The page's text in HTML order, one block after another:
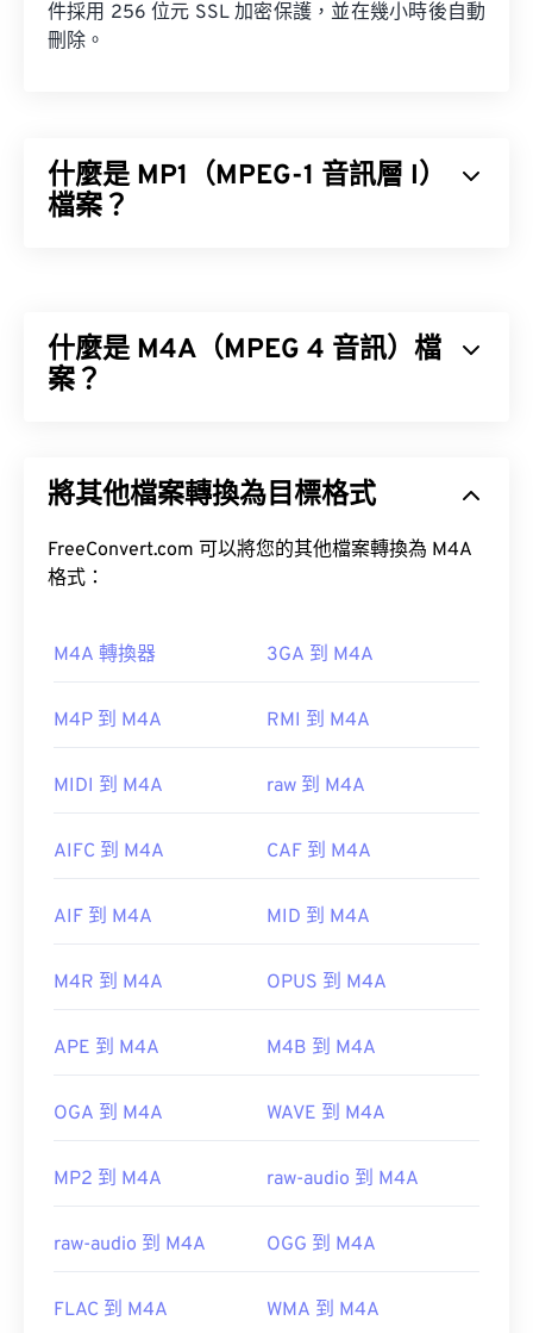
件採用 256 位元 SSL 加密保護，並在幾小時後自動
刪除。
什麼是 MP1（MPEG-1 音訊層 I）
檔案？
MPEG-1 Audio Layer II
(MP2)
如何開啟 MP1 檔案？
由於 MP1 格式已基本過時， VLC 媒體播放器是開啟
MP1 檔案的最佳選擇，而且該播放器支援跨平台播
其他可以開啟 MP1 檔案的優秀媒體播放器包括
Windows Media Player
Awave.html>
開發機構： ISO
動態影像專家小組
實用連結：
1_Audio_Layer_I
http://mpeg.chiariglione.org/standards/mpeg-
1/audio
什麼是 M4A（MPEG 4 音訊）檔
案？
或AppleALA 無損解碼器。
M4A 檔案體積較小，同時音質也優於與其最相似的
MP3 檔案（請參閱《音訊編碼格式比較》）。
如何開啟 M4A 檔案？
包括 iTunes、QuickTime 和…
gb/windows/windows-media-player-d10303a5-
於蘋果用戶，iTunes 是開啟 M4A 檔案的預設程式。
覽 M4A 檔案。
Premiere Pro
以及許多其他程式中開
實用連結：
https://en.wikipedia.org/wiki/MPEG-4_Part_14
將其他檔案轉換為目標格式
FreeConvert.com 可以將您的其他檔案轉換為 M4A
格式：
M4A 轉換器 3GA 到 M4A
M4P 到 M4A RMI 到 M4A
MIDI 到 M4A raw 到 M4A
AIFC 到 M4A CAF 到 M4A
AIF 到 M4A MID 到 M4A
M4R 到 M4A OPUS 到 M4A
APE 到 M4A M4B 到 M4A
OGA 到 M4A WAVE 到 M4A
MP2 到 M4A raw-audio 到 M4A
raw-audio 到 M4A OGG 到 M4A
FLAC 到 M4A WMA 到 M4A